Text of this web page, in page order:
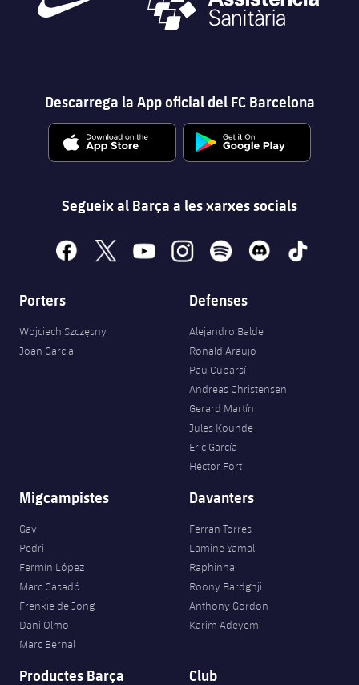
Descarrega la App oficial del FC Barcelona
Segueix al Barça a les xarxes socials
facebook
x youtubeinstagramspotify discord tiktok
Porters
Wojciech Szczęsny
Joan Garcia
Defenses
Alejandro Balde
Ronald Araujo
Pau Cubarsí
Andreas Christensen
Gerard Martín
Jules Kounde
Eric García
Héctor Fort
Migcampistes
Gavi
Pedri
Fermín López
Marc Casadó
Frenkie de Jong
Dani Olmo
Marc Bernal
Davanters
Ferran Torres
Lamine Yamal
Raphinha
Roony Bardghji
Anthony Gordon
Karim Adeyemi
Productes Barça Club